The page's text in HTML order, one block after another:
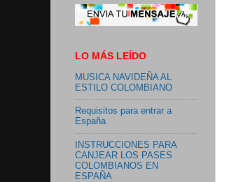
LO MÁS LEÍDO
MUSICA NAVIDEÑA AL
ESTILO COLOMBIANO
Requisitos para entrar a
España
INSTRUCCIONES PARA
CANJEAR LOS PASES
COLOMBIANOS EN
ESPAÑA